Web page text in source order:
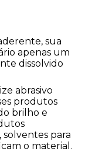
sua
apenas um
dissolvido
abrasivo
produtos
brilho e
solventes para
o material.